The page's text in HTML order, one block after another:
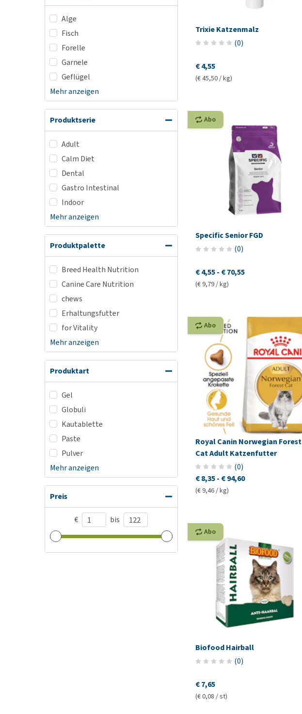
Alge
Fisch
Forelle
Garnele
Geflügel
Mehr anzeigen
Produktserie
Adult
Calm Diet
Dental
Gastro Intestinal
Indoor
Mehr anzeigen
Produktpalette
Breed Health Nutrition
Canine Care Nutrition
chews
Erhaltungsfutter
for Vitality
Mehr anzeigen
Produktart
Gel
Globuli
Kautablette
Paste
Pulver
Mehr anzeigen
Preis
€ bis
Trixie Katzenmalz
(0)
€ 4,55
(€ 45,50 / kg)
Abo
Specific Senior FGD
(0)
€ 4,55- € 70,55
(€ 9,79 / kg)
Abo
Royal Canin Norwegian Forest
Cat Adult Katzenfutter
(0)
€ 8,35- € 94,60
(€ 9,46 / kg)
Abo
Biofood Hairball
(0)
€ 7,65
(€ 0,08 / st)